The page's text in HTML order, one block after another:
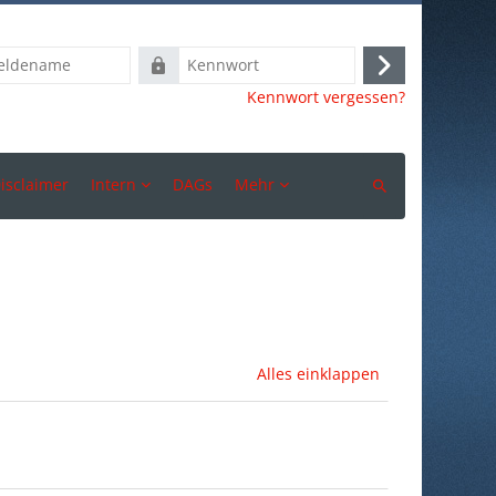
Kennwort
Anmelden
Kennwort vergessen?
Intern DAGs Mehr
Suchen
Alles einklappen